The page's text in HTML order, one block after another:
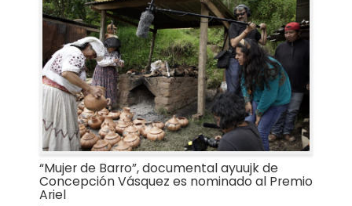
“Mujer de Barro”, documental ayuujk de
Concepción Vásquez es nominado al Premio
Ariel